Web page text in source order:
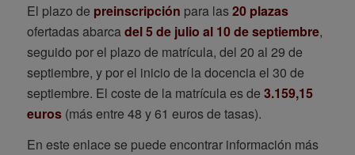
El plazo de preinscripción para las20 plazas
ofertadas abarca del 5 de julio al 10 de septiembre,
seguido por el plazo de matrícula, del 20 al 29 de
septiembre, y por el inicio de la docencia el 30 de
septiembre. El coste de la matrícula es de 3.159,15
euros(más entre 48 y 61 euros de tasas).
En este enlace se puede encontrar información más